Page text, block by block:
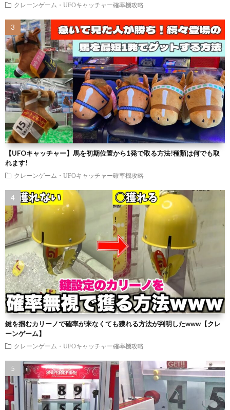
クレーンゲーム・UFOキャッチャー確率機攻略
【UFOキャッチャー】馬を初期位置から1発で取る方法!種類は何でも取
れます!
クレーンゲーム・UFOキャッチャー確率機攻略
鍵を掴むカリーノで確率が来なくても獲れる方法が判明したwww【クレ
ーンゲーム】
クレーンゲーム・UFOキャッチャー確率機攻略